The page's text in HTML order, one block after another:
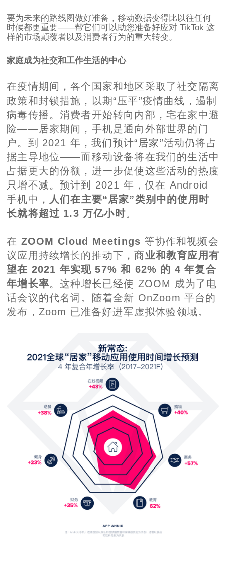
要为未来的路线图做好准备，移动数据变得比以往任何
时候都更重要——帮它们可以助您准备好应对 TikTok 这
样的市场颠覆者以及消费者行为的重大转变。
家庭成为社交和工作生活的中心
在疫情期间，各个国家和地区采取了社交隔离
政策和封锁措施，以期“压平”疫情曲线，遏制
病毒传播。消费者开始转向内部，宅在家中避
险——居家期间，手机是通向外部世界的门
户。到 2021 年，我们预计“居家”活动仍将占
据主导地位——而移动设备将在我们的生活中
占据更大的份额，进一步促使这些活动的热度
只增不减。预计到 2021 年，仅在 Android
手机中， 人们在主要“居家”类别中的使用时
长就将超过 1.3 万亿小时。
在 ZOOM Cloud Meetings 等协作和视频会
议应用持续增长的推动下，商业和教育应用有
望在 2021 年实现 57% 和 62% 的 4 年复合
年增长率。这种增长已经使 ZOOM 成为了电
话会议的代名词。随着全新 OnZoom 平台的
发布，Zoom 已准备好进军虚拟体验领域。